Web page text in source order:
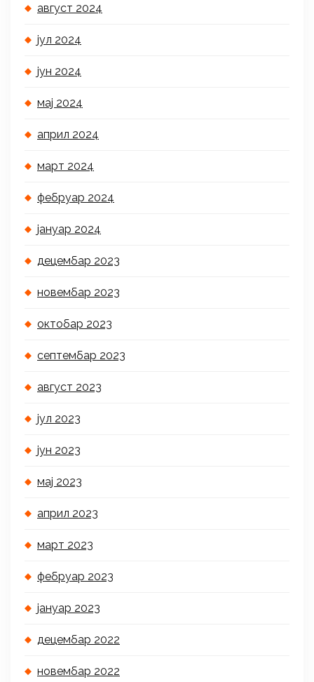
август 2024
јул 2024
јун 2024
мај 2024
април 2024
март 2024
фебруар 2024
јануар 2024
децембар 2023
новембар 2023
октобар 2023
септембар 2023
август 2023
јул 2023
јун 2023
мај 2023
април 2023
март 2023
фебруар 2023
јануар 2023
децембар 2022
новембар 2022